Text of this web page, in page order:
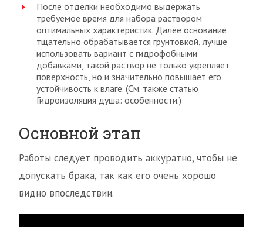
После отделки необходимо выдержать
требуемое время для набора раствором
оптимальных характеристик. Далее основание
тщательно обрабатывается грунтовкой, лучше
использовать вариант с гидрофобными
добавками, такой раствор не только укрепляет
поверхность, но и значительно повышает его
устойчивость к влаге. (См. также статью
Гидроизоляция душа: особенности.)
Основной этап
Работы следует проводить аккуратно, чтобы не
допускать брака, так как его очень хорошо
видно впоследствии.